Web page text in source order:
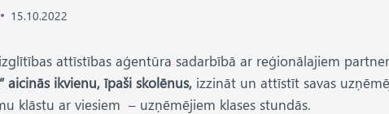
15.10.2022
attīstības aģentūra sadarbībā ar reģionālajiem
aicinās ikvienu, īpaši skolēnus, izzināt un attīstīt savas
klāstu ar viesiem – uzņēmējiem klases stundās.